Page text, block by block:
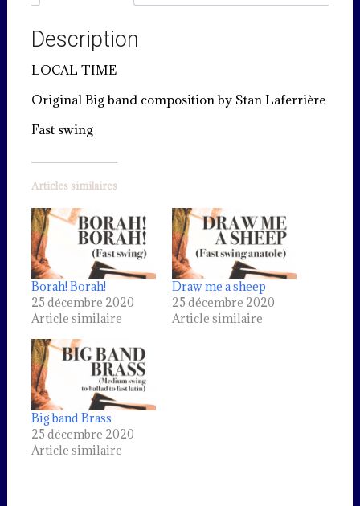
Description
LOCAL TIME
Original Big band composition by Stan Laferrière
Fast swing
Articles similaires
Borah! Borah!
25 décembre 2020
Article similaire
Draw me a sheep
25 décembre 2020
Article similaire
Big band Brass
25 décembre 2020
Article similaire